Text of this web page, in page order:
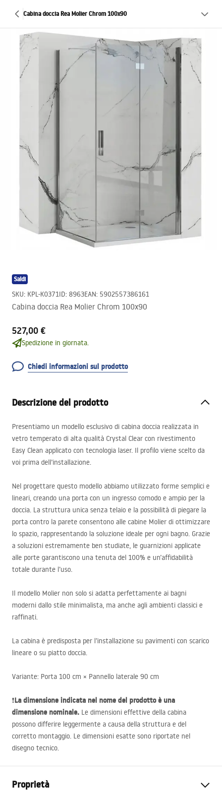
Cabina doccia Rea Molier Chrom 100x90
Saldi
SKU: KPL-K0371ID: 8963EAN: 5902557386161
Cabina doccia Rea Molier Chrom 100x90
527,00 €
Spedizione in giornata.
Chiedi informazioni sul prodotto
Descrizione del prodotto
Presentiamo un modello esclusivo di cabina doccia realizzata in
vetro temperato di alta qualità Crystal Clear con rivestimento
Easy Clean applicato con tecnologia laser. Il profilo viene scelto da
voi prima dell’installazione.
Nel progettare questo modello abbiamo utilizzato forme semplici e
lineari, creando una porta con un ingresso comodo e ampio per la
doccia. La struttura unica senza telaio e la possibilità di piegare la
porta contro la parete consentono alle cabine Molier di ottimizzare
lo spazio, rappresentando la soluzione ideale per ogni bagno. Grazie
a soluzioni estremamente ben studiate, le guarnizioni applicate
alle porte garantiscono una tenuta del 100% e un’affidabilità
totale durante l’uso.
Il modello Molier non solo si adatta perfettamente ai bagni
moderni dallo stile minimalista, ma anche agli ambienti classici e
raffinati.
La cabina è predisposta per l’installazione su pavimenti con scarico
lineare o su piatto doccia.
Variante: Porta 100 cm × Pannello laterale 90 cm
❗La dimensione indicata nel nome del prodotto è una
dimensione nominale. Le dimensioni effettive della cabina
possono differire leggermente a causa della struttura e del
corretto montaggio. Le dimensioni esatte sono riportate nel
disegno tecnico.
Proprietà